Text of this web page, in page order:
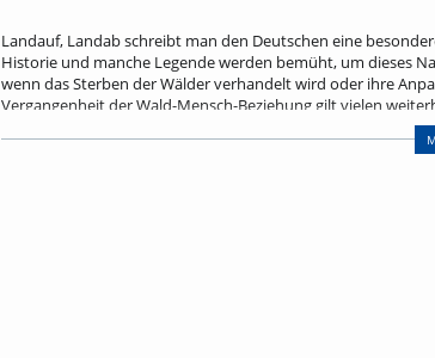
Landauf, Landab schreibt man den Deutschen eine
Historie und manche Legende werden bemüht, um dieses
wenn das Sterben der Wälder verhandelt wird oder ihre
Vergangenheit der Wald-Mensch-Beziehung gilt vielen
erweist er sich wissenschaftlichen Studien zufolge
für die Ausrichtung moderner Forstbetriebe. Vor diesem